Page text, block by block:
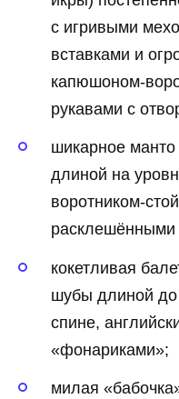
с игривыми
вставками и
капюшоном-
рукавами с
шикарное
длиной на
воротником-
расклешёнными
кокетливая
шубы длиной
спине,
«фонариками»;
милая